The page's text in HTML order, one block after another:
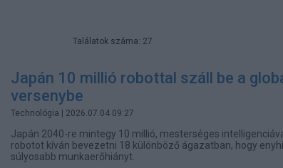
Találatok száma: 27
Japán 10 millió robottal száll be a
versenybe
Technológia | 2026.07.04 09:27
Japán 2040-re mintegy 10 millió, mesterséges
robotot kíván bevezetni 18 különböző ágazatban, hogy
súlyosabb munkaerőhiányt.